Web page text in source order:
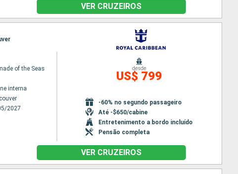
VER CRUZEIROS
of the Seas
interna
2027
desde
US$ 799
-60% no segundo passageiro
Até -$650/cabine
Entretenimento a bordo incluído
Pensão completa
VER CRUZEIROS